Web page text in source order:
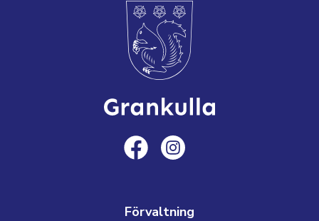
Förvaltning